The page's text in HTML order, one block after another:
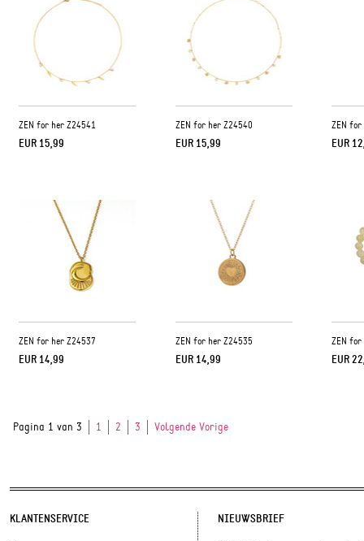
ZEN for her Z24541
EUR 15,99
ZEN for her Z24540
EUR 15,99
ZEN
EUR
ZEN for her Z24537
EUR 14,99
ZEN for her Z24535
EUR 14,99
ZEN
EUR
Pagina 1 van 3 1 2 3 Volgende Vorige
KLANTENSERVICE NIEUWSBRIEF